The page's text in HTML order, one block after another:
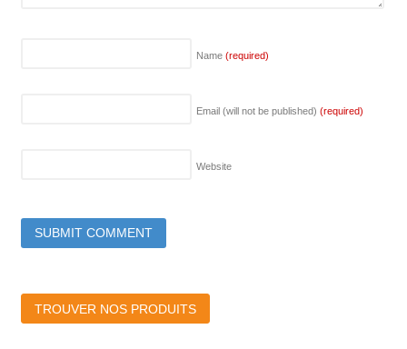
Name (required)
Email (will not be published) (required)
Website
TROUVER NOS PRODUITS